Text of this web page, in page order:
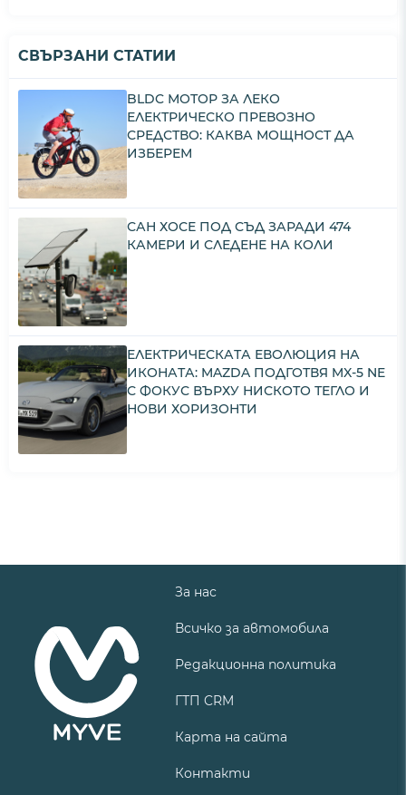
СВЪРЗАНИ СТАТИИ
BLDC МОТОР ЗА ЛЕКО
ЕЛЕКТРИЧЕСКО ПРЕВОЗНО
СРЕДСТВО: КАКВА МОЩНОСТ ДА
ИЗБЕРЕМ
САН ХОСЕ ПОД СЪД ЗАРАДИ 474
КАМЕРИ И СЛЕДЕНЕ НА КОЛИ
ЕЛЕКТРИЧЕСКАТА ЕВОЛЮЦИЯ НА
ИКОНАТА: MAZDA ПОДГОТВЯ MX-5 NE
С ФОКУС ВЪРХУ НИСКОТО ТЕГЛО И
НОВИ ХОРИЗОНТИ
За нас
Всичко за автомобила
Редакционна политика
ГТП CRM
Карта на сайта
Контакти